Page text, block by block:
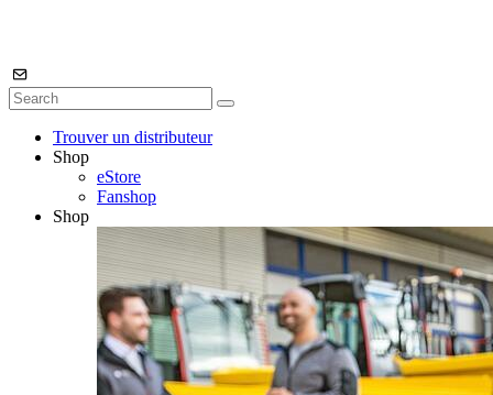
Trouver un distributeur
Shop
eStore
Fanshop
Shop